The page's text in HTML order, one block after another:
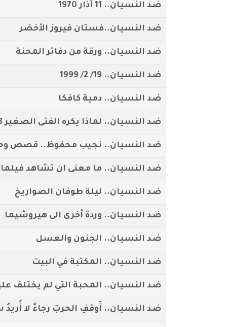
ضد النسيان.. 11 آذار 1970
ضد النسيان..فستان فيروز الأخضر
ضد النسيان.. ورقة من دفاتر المحنة
ضد النسيان.. 19/ 2/ 1999
ضد النسيان.. دمية كافكا
ضد النسيان.. لماذا يكره الفتى الصغير 8 شباط
ضد النسيان.. نجيب محفوظ.. قصص
ضد النسيان.. ما معنى ان تشاهد
ضد النسيان.. ليلة طوفان الصواريخ
ضد النسيان.. وردة أخرى الى هيروشيما
ضد النسيان.. الجنون والعسل
ضد النسيان.. المكتبة في البيت
ضد النسيان.. المحبة التي لم يختلف
ضد النسيان.. أَوقفِ الحربَ رجاءً لا أُريدُ ساقاً